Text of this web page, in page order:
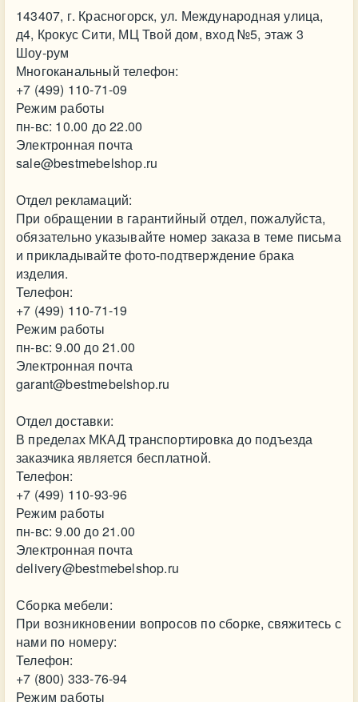
143407, г. Красногорск, ул. Международная улица,
д4, Крокус Сити, МЦ Твой дом, вход №5, этаж 3
Шоу-рум
Многоканальный телефон:
+7 (499) 110-71-09
Режим работы
пн-вс: 10.00 до 22.00
Электронная почта
sale@bestmebelshop.ru
Отдел рекламаций:
При обращении в гарантийный отдел, пожалуйста,
обязательно указывайте номер заказа в теме письма
и прикладывайте фото-подтверждение брака
изделия.
Телефон:
+7 (499) 110-71-19
Режим работы
пн-вс: 9.00 до 21.00
Электронная почта
garant@bestmebelshop.ru
Отдел доставки:
В пределах МКАД транспортировка до подъезда
заказчика является бесплатной.
Телефон:
+7 (499) 110-93-96
Режим работы
пн-вс: 9.00 до 21.00
Электронная почта
delivery@bestmebelshop.ru
Сборка мебели:
При возникновении вопросов по сборке, свяжитесь с
нами по номеру:
Телефон:
+7 (800) 333-76-94
Режим работы